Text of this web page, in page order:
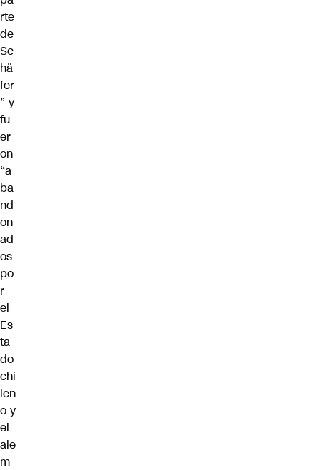
rte
de
Sc
hä
fer
” y
fu
er
on
“a
ba
nd
on
ad
os
po
r
el
Es
ta
do
chi
len
o y
el
ale
m